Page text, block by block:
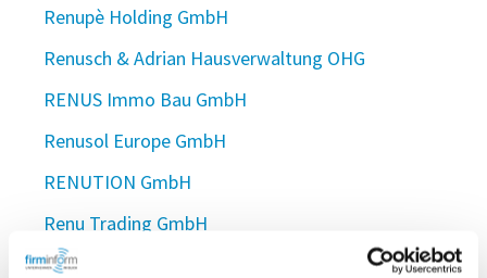
Renupè Holding GmbH
Renusch & Adrian Hausverwaltung OHG
RENUS Immo Bau GmbH
Renusol Europe GmbH
RENUTION GmbH
Renu Trading GmbH
Renuu GmbH